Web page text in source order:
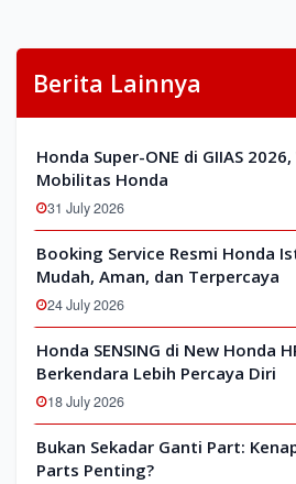
Berita Lainnya
Honda Super-ONE di GIIAS
Mobilitas Honda
31 July 2026
Booking Service Resmi Honda
Mudah, Aman, dan Terpercaya
24 July 2026
Honda SENSING di New Honda
Berkendara Lebih Percaya Diri
18 July 2026
Bukan Sekadar Ganti Part:
Parts Penting?